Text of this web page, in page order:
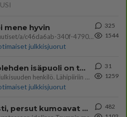
mene hyvin
https://www.iltalehti.fi/viihdeuutiset/a/c46da6ab-340f-4790-aaa7-0865eed2336 Yrityksen konkurssihakemus on tullut kärä
julkkisjuorut
325
1544
Tiesitkö? Martina Aitolehden isäpuoli on tämä suosittu laulaja
Martina Aitolehti on seurattu julkisuuden henkilö. Lähipiiriin mahtuu muitakin tunnettuja henkilöitä. Tiesitkö, että Ma
julkkisjuorut
31
1259
Jos SDP ei voita reilusti, persut kumoavat demokratian Suomesta
482